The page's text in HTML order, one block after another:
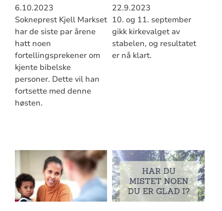
6.10.2023
Sokneprest Kjell Markset
har de siste par årene
hatt noen
fortellingsprekener om
kjente bibelske
personer. Dette vil han
fortsette med denne
høsten.
22.9.2023
10. og 11. september
gikk kirkevalget av
stabelen, og resultatet
er nå klart.